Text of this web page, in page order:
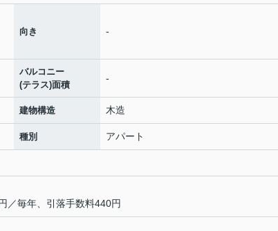
向き -
バルコニー
(テラス)面積
-
建物構造 木造
種別 アパート
／毎年、引落手数料440円